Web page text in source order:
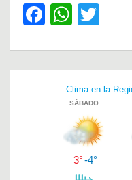
F
ce
W
at
s
A
p
p
tt
er
entradas